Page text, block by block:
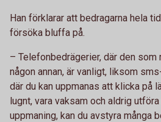
Han förklarar att bedragarna hela
försöka bluffa på.
– Telefonbedrägerier, där den som
någon annan, är vanligt, liksom
där du kan uppmanas att klicka på
lugnt, vara vaksam och aldrig
uppmaning, kan du avstyra många